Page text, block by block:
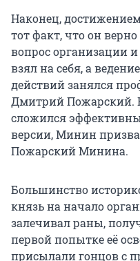
Наконец,
тот факт, что он
вопрос организации
взял на себя, а
действий занялся
Дмитрий Пожарский.
сложился
версии, Минин
Пожарский Минина.
Большинство
князь на начало
залечивал раны,
первой попытке её
присылали гонцов с